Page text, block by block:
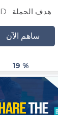
هدف الحملة
ساهم الآن
19 %